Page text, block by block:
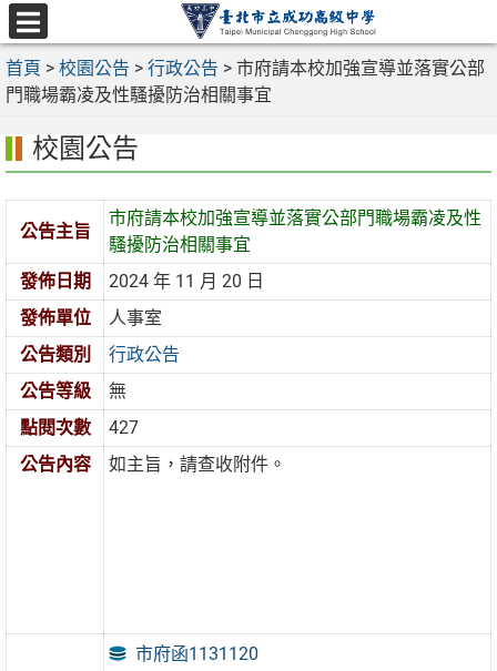
跳
至
主
要
區
選
單
首頁 > 校園公告 > 行政公告 > 市府請本校加強宣導並落實公部
門職場霸凌及性騷擾防治相關事宜
校園公告
公告主旨
市府請本校加強宣導並落實公部門職場霸凌及性
騷擾防治相關事宜
發佈日期
2024 年 11 月 20 日
發佈單位
人事室
公告類別
行政公告
公告等級
無
點閱次數
427
公告內容
如主旨，請查收附件。
市府函1131120